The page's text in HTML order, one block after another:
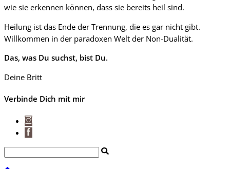
wie sie erkennen können, dass sie bereits heil sind.
Heilung ist das Ende der Trennung, die es gar nicht gibt.
Willkommen in der paradoxen Welt der Non-Dualität.
Das, was Du suchst, bist Du.
Deine Britt
Verbinde Dich mit mir